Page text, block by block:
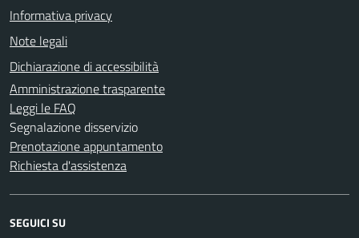
Informativa privacy
Note legali
Dichiarazione di accessibilità
Amministrazione trasparente
Leggi le FAQ
Segnalazione disservizio
Prenotazione appuntamento
Richiesta d'assistenza
SEGUICI SU